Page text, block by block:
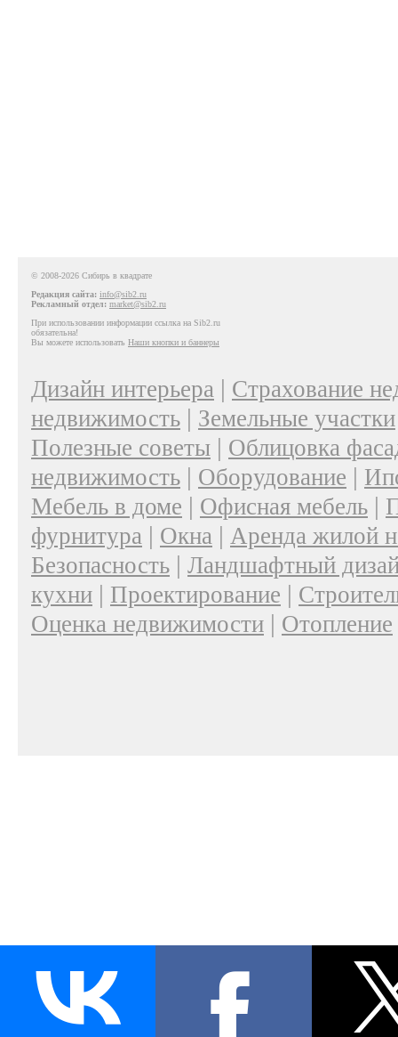
© 2008-2026 Сибирь в квадрате
Редакция сайта: info@sib2.ru
Рекламный отдел: market@sib2.ru
При использовании информации ссылка на Sib2.ru
обязательна!
Вы можете использовать Наши кнопки и баннеры
Дизайн интерьера | Страхование
недвижимость | Земельные участки
Полезные советы | Облицовка
недвижимость | Оборудование |
Мебель в доме | Офисная мебель |
фурнитура | Окна | Аренда жилой
Безопасность | Ландшафтный
кухни | Проектирование |
Оценка недвижимости | Отопление